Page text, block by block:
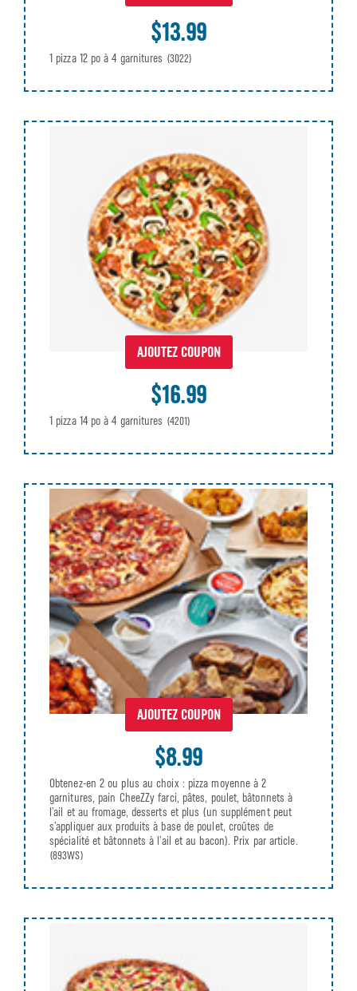
$13.99
1 pizza 12 po à 4 garnitures (3022)
AJOUTEZ COUPON
$16.99
1 pizza 14 po à 4 garnitures (4201)
AJOUTEZ COUPON
$8.99
Obtenez-en 2 ou plus au choix : pizza moyenne à 2
garnitures, pain CheeZZy farci, pâtes, poulet, bâtonnets à
l’ail et au fromage, desserts et plus (un supplément peut
s’appliquer aux produits à base de poulet, croûtes de
spécialité et bâtonnets à l’ail et au bacon). Prix par article.
(893WS)